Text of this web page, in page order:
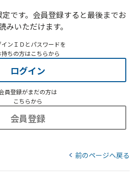
です。会員登録すると最後までお
みいただけます。
インＩＤとパスワードを
持ちの方はこちらから
ログイン
員登録がまだの方は
こちらから
会員登録
前のページへ戻る